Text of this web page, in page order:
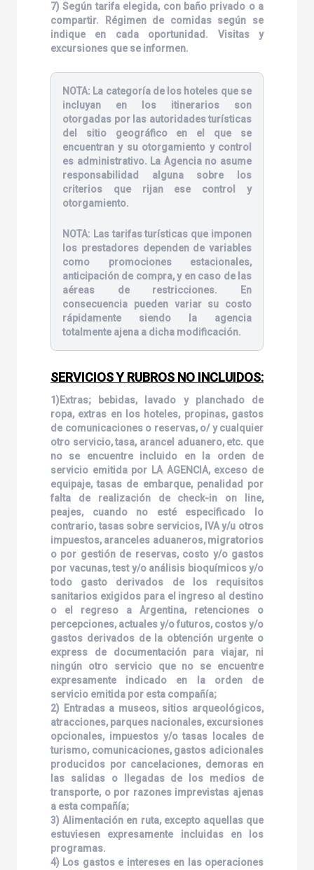
7) Según tarifa elegida, con baño privado o a
compartir. Régimen de comidas según se
indique en cada oportunidad. Visitas y
excursiones que se informen.
NOTA: La categoría de los hoteles que se
incluyan en los itinerarios son
otorgadas por las autoridades turísticas
del sitio geográfico en el que se
encuentran y su otorgamiento y control
es administrativo. La Agencia no asume
responsabilidad alguna sobre los
criterios que rijan ese control y
otorgamiento.
NOTA: Las tarifas turísticas que imponen
los prestadores dependen de variables
como promociones estacionales,
anticipación de compra, y en caso de las
aéreas de restricciones. En
consecuencia pueden variar su costo
rápidamente siendo la agencia
totalmente ajena a dicha modificación.
SERVICIOS Y RUBROS NO INCLUIDOS:
1)Extras; bebidas, lavado y planchado de
ropa, extras en los hoteles, propinas, gastos
de comunicaciones o reservas, o/ y cualquier
otro servicio, tasa, arancel aduanero, etc. que
no se encuentre incluido en la orden de
servicio emitida por LA AGENCIA, exceso de
equipaje, tasas de embarque, penalidad por
falta de realización de check-in on line,
peajes, cuando no esté especificado lo
contrario, tasas sobre servicios, IVA y/u otros
impuestos, aranceles aduaneros, migratorios
o por gestión de reservas, costo y/o gastos
por vacunas, test y/o análisis bioquímicos y/o
todo gasto derivados de los requisitos
sanitarios exigidos para el ingreso al destino
o el regreso a Argentina, retenciones o
percepciones, actuales y/o futuros, costos y/o
gastos derivados de la obtención urgente o
express de documentación para viajar, ni
ningún otro servicio que no se encuentre
expresamente indicado en la orden de
servicio emitida por esta compañía;
2) Entradas a museos, sitios arqueológicos,
atracciones, parques nacionales, excursiones
opcionales, impuestos y/o tasas locales de
turismo, comunicaciones, gastos adicionales
producidos por cancelaciones, demoras en
las salidas o llegadas de los medios de
transporte, o por razones imprevistas ajenas
a esta compañía;
3) Alimentación en ruta, excepto aquellas que
estuviesen expresamente incluidas en los
programas.
4) Los gastos e intereses en las operaciones